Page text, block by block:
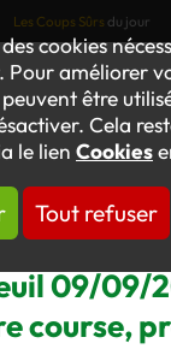
cookies
améliorer
être
Cela
le lien Cookies
Tout refuser
Les Coups Sûrs du jour
09/09/
course,